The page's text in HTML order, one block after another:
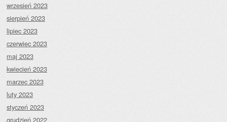
wrzesień 2023
sierpień 2023
lipiec 2023
czerwiec 2023
maj 2023
kwiecień 2023
marzec 2023
luty 2023
styczeń 2023
grudzień 2022